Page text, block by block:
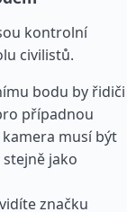
kontrolní
civilistů.
bodu by řidiči
případnou
musí být
jako
značku